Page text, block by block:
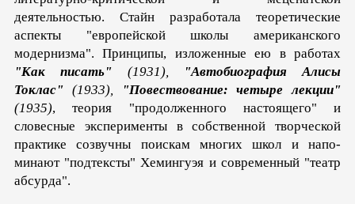
деятельностью. Стайн разработала теоретические
аспекты "европейской школы аме­риканского
модернизма". Принципы, изложенные ею в рабо­тах
"Как писать" (1931),
"Автобиография Алисы
Токлас" (1933),
"Повествование: четыре лекции"
(1935), теория "продолжен­ного настоящего" и
словесные эксперименты в собственной творческой
практике созвучны поискам многих школ и напо­
минают "подтексты" Хемингуэя и современный "театр
абсурда".